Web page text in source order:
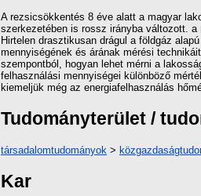
A rezsicsökkentés 8 éve alatt a magyar
szerkezetében is rossz irányba változott. a
Hirtelen drasztikusan drágul a földgáz
mennyiségének és árának mérési
szempontból, hogyan lehet mérni a
felhasználási mennyiségei különböző
kiemeljük még az energiafelhasználás
Tudományterület /
társadalomtudományok >
Kar